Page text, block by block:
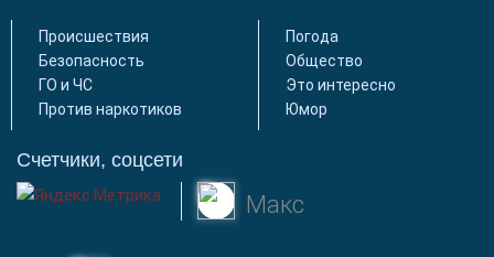
Происшествия
Безопасность
ГО и ЧС
Против наркотиков
Погода
Общество
Это интересно
Юмор
Счетчики, соцсети
Макс